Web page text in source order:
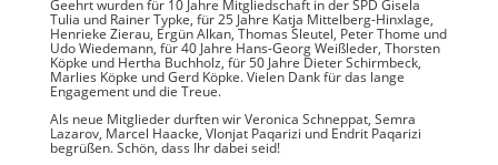
Geehrt wurden für 10 Jahre Mitgliedschaft in der SPD Gisela
Tulia und Rainer Typke, für 25 Jahre Katja Mittelberg-Hinxlage,
Henrieke Zierau, Ergün Alkan, Thomas Sleutel, Peter Thome und
Udo Wiedemann, für 40 Jahre Hans-Georg Weißleder, Thorsten
Köpke und Hertha Buchholz, für 50 Jahre Dieter Schirmbeck,
Marlies Köpke und Gerd Köpke. Vielen Dank für das lange
Engagement und die Treue.
Als neue Mitglieder durften wir Veronica Schneppat, Semra
Lazarov, Marcel Haacke, Vlonjat Paqarizi und Endrit Paqarizi
begrüßen. Schön, dass Ihr dabei seid!